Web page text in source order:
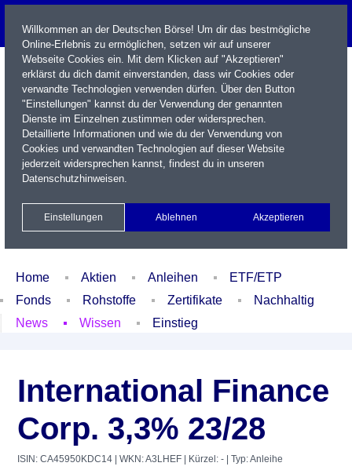
Name / WKN / ISIN / Kürzel
Xetra Realtime
Watchlist Portfolio Login
Home Aktien Anleihen
ETF/ETP
Fonds
Rohstoffe Zertifikate
Nachhaltig
News
Wissen Einstieg
International Finance
Corp. 3,3% 23/28
ISIN: CA45950KDC14 | WKN: A3LHEF | Kürzel: - | Typ: Anleihe
Willkommen an der Deutschen Börse! Um dir das bestmögliche
Online-Erlebnis zu ermöglichen, setzen wir auf unserer
Webseite Cookies ein. Mit dem Klicken auf "Akzeptieren"
erklärst du dich damit einverstanden, dass wir Cookies oder
verwandte Technologien verwenden dürfen. Über den Button
"Einstellungen" kannst du der Verwendung der genannten
Dienste im Einzelnen zustimmen oder widersprechen.
Detaillierte Informationen und wie du der Verwendung von
Cookies und verwandten Technologien auf dieser Website
jederzeit widersprechen kannst, findest du in unseren
Datenschutzhinweisen.
Einstellungen Ablehnen Akzeptieren